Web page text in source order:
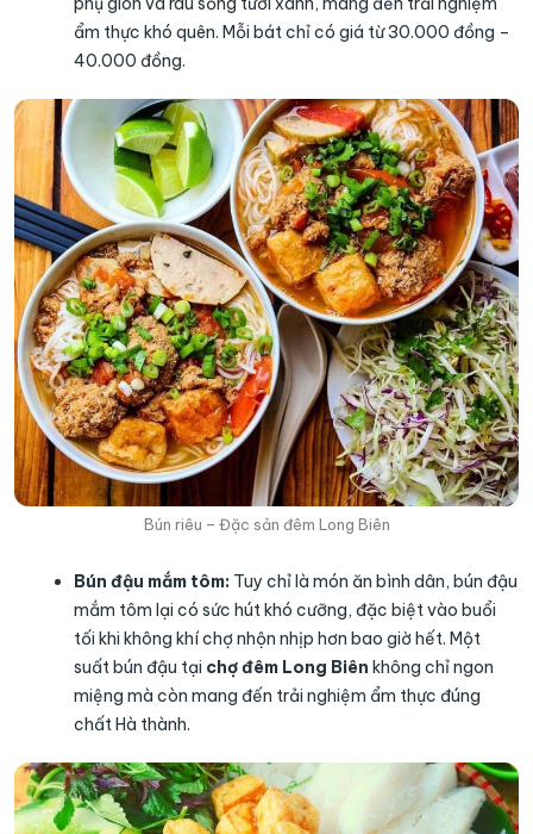
ẩm thực khó quên. Mỗi bát chỉ có giá từ 30.000 đồng –
40.000 đồng.
Bún riêu – Đặc sản đêm Long Biên
Bún đậu mắm tôm: Tuy chỉ là món ăn bình dân, bún đậu
mắm tôm lại có sức hút khó cưỡng, đặc biệt vào buổi
tối khi không khí chợ nhộn nhịp hơn bao giờ hết. Một
suất bún đậu tại chợ đêm Long Biên không chỉ ngon
miệng mà còn mang đến trải nghiệm ẩm thực đúng
chất Hà thành.